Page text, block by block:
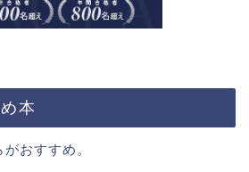
本
おすすめ。